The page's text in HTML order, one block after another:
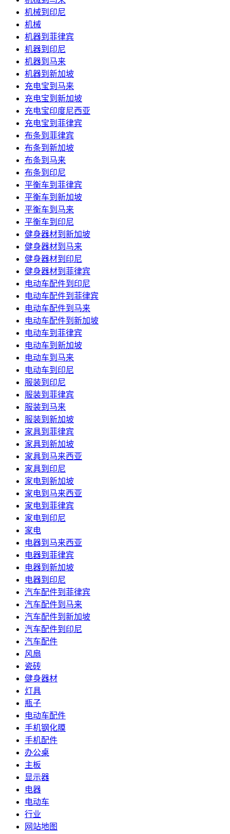
机械到印尼
机械
机器到菲律宾
机器到印尼
机器到马来
机器到新加坡
充电宝到马来
充电宝到新加坡
充电宝印度尼西亚
充电宝到菲律宾
布条到菲律宾
布条到新加坡
布条到马来
布条到印尼
平衡车到菲律宾
平衡车到新加坡
平衡车到马来
平衡车到印尼
健身器材到新加坡
健身器材到马来
健身器材到印尼
健身器材到菲律宾
电动车配件到印尼
电动车配件到菲律宾
电动车配件到马来
电动车配件到新加坡
电动车到菲律宾
电动车到新加坡
电动车到马来
电动车到印尼
服装到印尼
服装到菲律宾
服装到马来
服装到新加坡
家具到菲律宾
家具到新加坡
家具到马来西亚
家具到印尼
家电到新加坡
家电到马来西亚
家电到菲律宾
家电到印尼
家电
电器到马来西亚
电器到菲律宾
电器到新加坡
电器到印尼
汽车配件到菲律宾
汽车配件到马来
汽车配件到新加坡
汽车配件到印尼
汽车配件
风扇
瓷砖
健身器材
灯具
瓶子
电动车配件
手机钢化膜
手机配件
办公桌
主板
显示器
电器
电动车
行业
网站地图